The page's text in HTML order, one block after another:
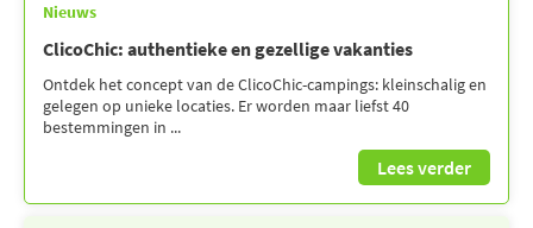
Nieuws
ClicoChic: authentieke en gezellige vakanties
Ontdek het concept van de ClicoChic-campings: kleinschalig en
gelegen op unieke locaties. Er worden maar liefst 40
bestemmingen in ...
Lees verder